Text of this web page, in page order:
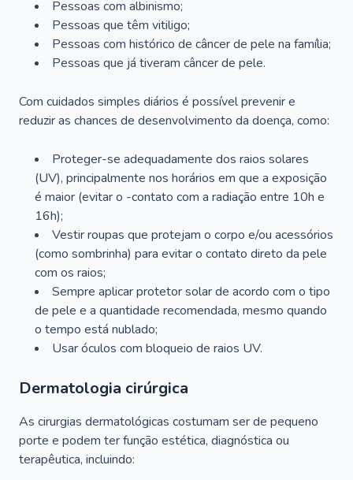
Pessoas com albinismo;
Pessoas que têm vitiligo;
Pessoas com histórico de câncer de pele na família;
Pessoas que já tiveram câncer de pele.
Com cuidados simples diários é possível prevenir e
reduzir as chances de desenvolvimento da doença, como:
Proteger-se adequadamente dos raios solares
(UV), principalmente nos horários em que a exposição
é maior (evitar o -contato com a radiação entre 10h e
16h);
Vestir roupas que protejam o corpo e/ou acessórios
(como sombrinha) para evitar o contato direto da pele
com os raios;
Sempre aplicar protetor solar de acordo com o tipo
de pele e a quantidade recomendada, mesmo quando
o tempo está nublado;
Usar óculos com bloqueio de raios UV.
Dermatologia cirúrgica
As cirurgias dermatológicas costumam ser de pequeno
porte e podem ter função estética, diagnóstica ou
terapêutica, incluindo: